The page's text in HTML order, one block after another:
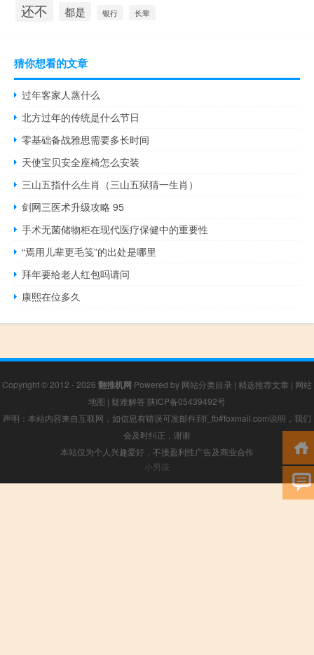
还不 都是 银行 长辈
猜你想看的文章
过年客家人蒸什么
北方过年的传统是什么节日
零基础备战雅思需要多长时间
天使宝贝安全座椅怎么安装
三山五指什么生肖（三山五狱猜一生肖）
剑网三医术升级攻略 95
手术无菌储物柜在现代医疗保健中的重要性
“焉用儿辈更毛笺”的出处是哪里
拜年要给老人红包吗请问
康熙在位多久
Copyright © 2012 - 2026 翻推机网 Powered by 网站分类目录 | 精选推荐文章 | 网站
地图 | 疑难解答 陕ICP备05439492号
声明：本站内容来自互联网，如信息有错误可发邮件到f_fb#foxmail.com说明，我们
会及时纠正，谢谢
本站仅为个人兴趣爱好，不接盈利性广告及商业合作
小男孩